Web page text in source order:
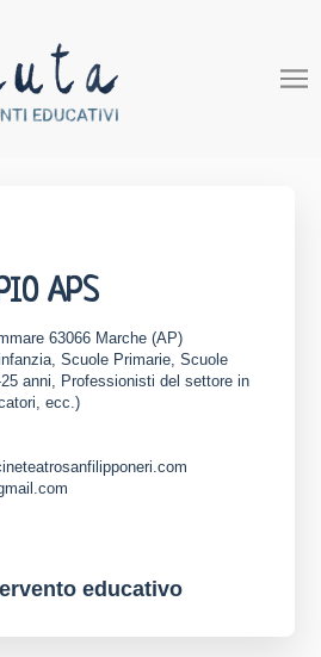
APS
63066 Marche (AP)
Scuole Primarie, Scuole
anni, Professionisti del settore in
ecc.)
educativo